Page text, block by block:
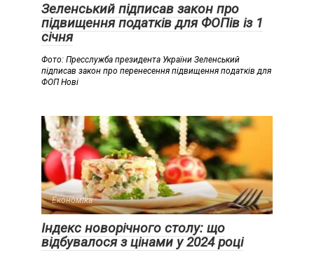
Зеленський підписав закон про
підвищення податків для ФОПів із 1
січня
Фото: Пресслужба президента України Зеленський
підписав закон про перенесення підвищення податків для
ФОП Нові
Економіка
Індекс новорічного столу: що
відбувалося з цінами у 2024 році